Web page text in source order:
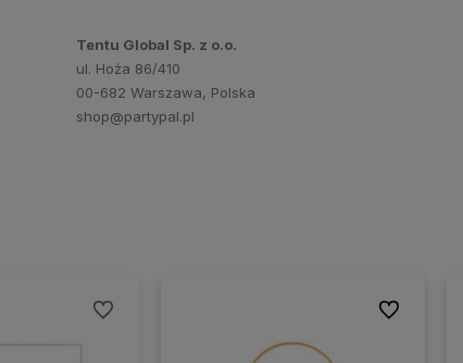
Tentu Global Sp. z o.o.
ul. Hoża 86/410
00-682 Warszawa, Polska
shop@partypal.pl
Do ulubionych Do ulubionych